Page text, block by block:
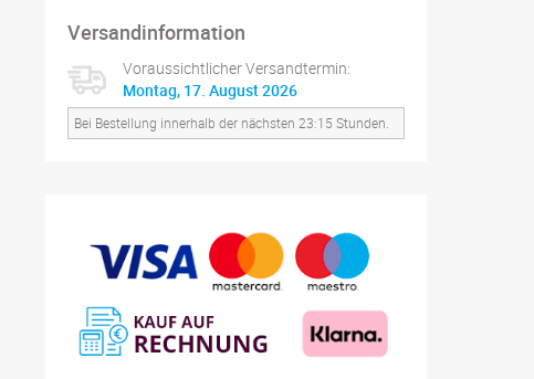
Versandinformation
Voraussichtlicher Versandtermin:
Montag, 17. August 2026
Bei Bestellung innerhalb der nächsten 23:15 Stunden.